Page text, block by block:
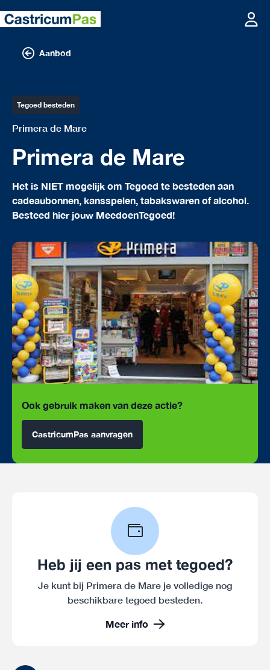
Aanbod
Tegoed besteden
Primera de Mare
Primera de Mare
Het is NIET mogelijk om Tegoed te besteden aan
cadeaubonnen, kansspelen, tabakswaren of alcohol.
Besteed hier jouw MeedoenTegoed!
Ook gebruik maken van deze actie?
CastricumPas aanvragen
Heb jij een pas met tegoed?
Je kunt bij Primera de Mare je volledige nog
beschikbare tegoed besteden.
Meer info